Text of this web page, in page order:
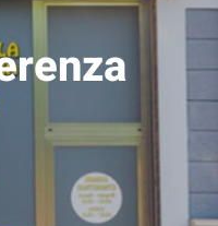
IN PER ALBERGHI,